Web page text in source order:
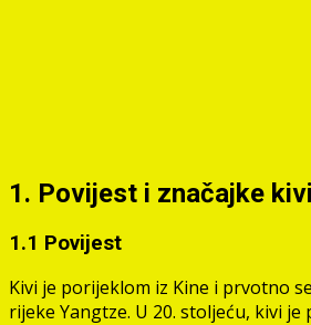
1. Povijest i značajke
1.1 Povijest
Kivi je porijeklom iz Kine i prvotno
rijeke Yangtze. U 20. stoljeću, kivi